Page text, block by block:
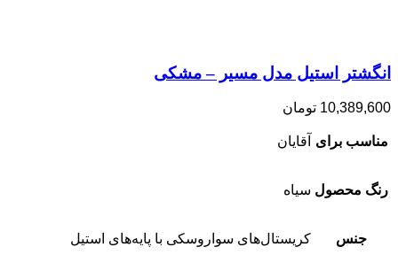
انگشتر استیل مدل مسیر – مشکی
10,389,600 تومان
مناسب برای آقایان
رنگ محصول سیاه
جنس کریستال‌های سواروسکی با پایه‌های استیل